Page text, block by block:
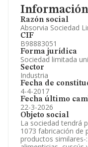
Razón social
Absorvia Sociedad
CIF
B98883051
Forma jurídica
Sociedad limitada
Sector
Industria
Fecha de
4-4-2017
Fecha último
22-3-2026
Objeto social
La sociedad tendrá
1073 fabricación de
productos similares-
Información